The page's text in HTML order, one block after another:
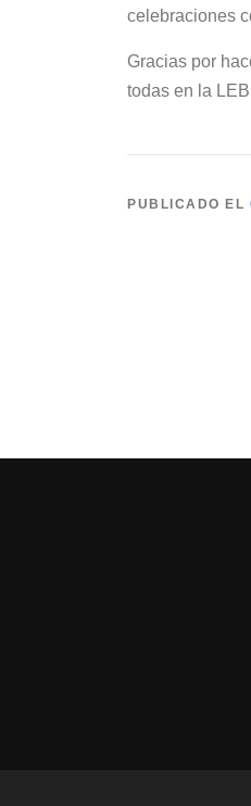
celebraciones
Gracias por
todas en la
PUBLICADO EL